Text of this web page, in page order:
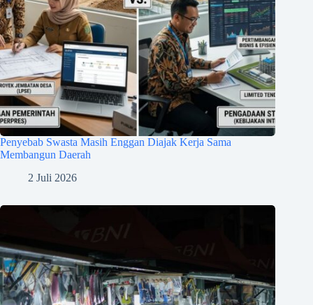
Penyebab Swasta Masih Enggan Diajak Kerja Sama
Membangun Daerah
2 Juli 2026